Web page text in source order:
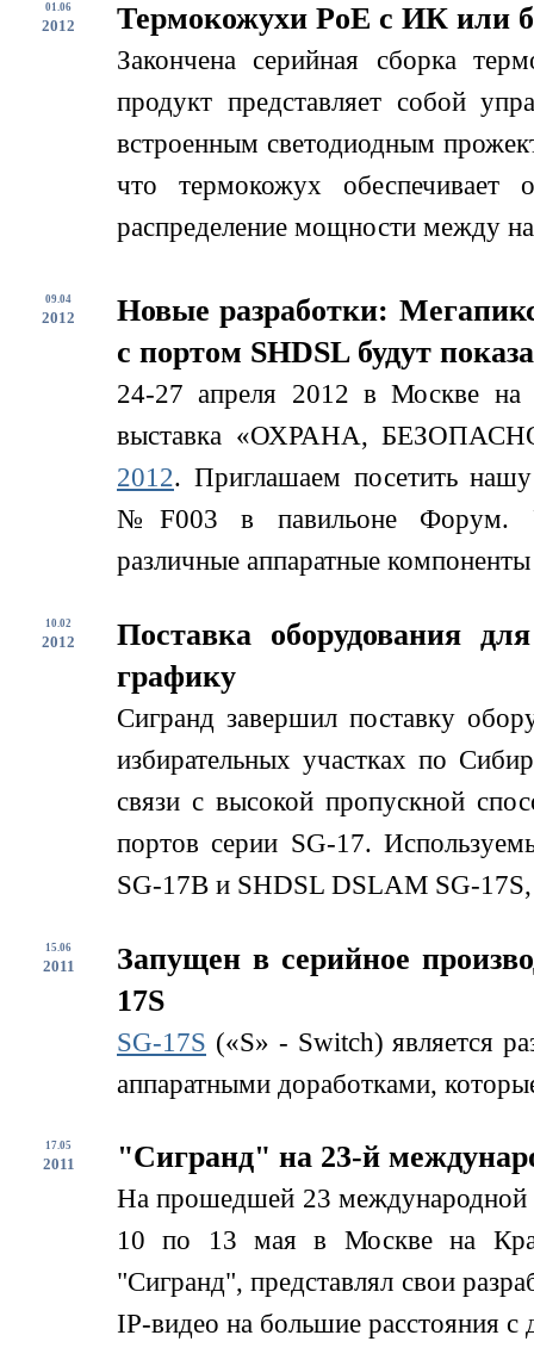
01.06
2012 Термокожухи PoE с ИК или
Закончена серийная сборка
продукт представляет собой
встроенным светодиодным
что термокожух обеспечивает
распределение мощности между
09.04
2012
Новые разработки:
с портом SHDSL будут
24-27 апреля 2012 в Москве на
выставка «ОХРАНА,
2012. Приглашаем посетить нашу
№F003 в павильоне Форум.
различные аппаратные
10.02
2012
Поставка оборудования
графику
Сигранд завершил поставку
избирательных участках по
связи с высокой пропускной
портов серии SG-17.
SG-17B и SHDSL DSLAM SG-
15.06
2011
Запущен в серийное
17S
SG-17S («S» - Switch) является
аппаратными доработками,
17.05
2011 "Сигранд" на 23-й
На прошедшей 23 международной
10 по 13 мая в Москве на
"Сигранд", представлял свои
IP-видео на большие расстояния